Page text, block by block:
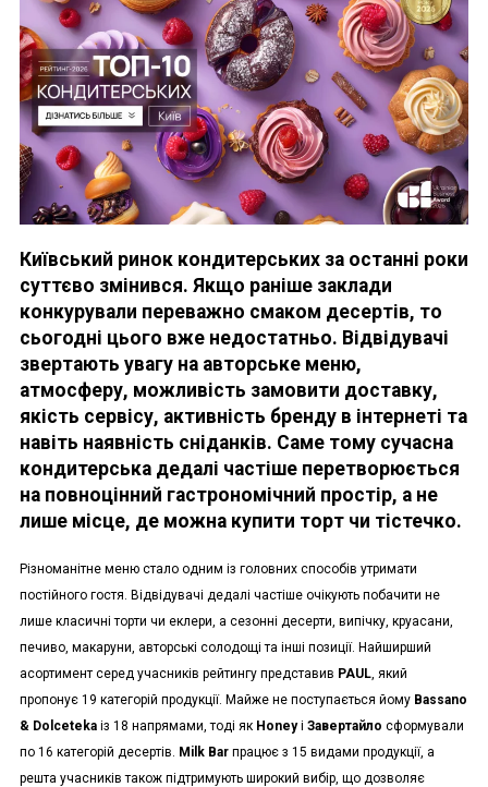
Київський ринок кондитерських за останні роки
суттєво змінився. Якщо раніше заклади
конкурували переважно смаком десертів, то
сьогодні цього вже недостатньо. Відвідувачі
звертають увагу на авторське меню,
атмосферу, можливість замовити доставку,
якість сервісу, активність бренду в інтернеті та
навіть наявність сніданків. Саме тому сучасна
кондитерська дедалі частіше перетворюється
на повноцінний гастрономічний простір, а не
лише місце, де можна купити торт чи тістечко.
Різноманітне меню стало одним із головних способів утримати
постійного гостя. Відвідувачі дедалі частіше очікують побачити не
лише класичні торти чи еклери, а сезонні десерти, випічку, круасани,
печиво, макаруни, авторські солодощі та інші позиції. Найширший
асортимент серед учасників рейтингу представив PAUL, який
пропонує 19 категорій продукції. Майже не поступається йому Bassano
& Dolcetekaіз 18 напрямами, тоді як Honeyі Завертайло сформували
по 16 категорій десертів. Milk Barпрацює з 15 видами продукції, а
решта учасників також підтримують широкий вибір, що дозволяє